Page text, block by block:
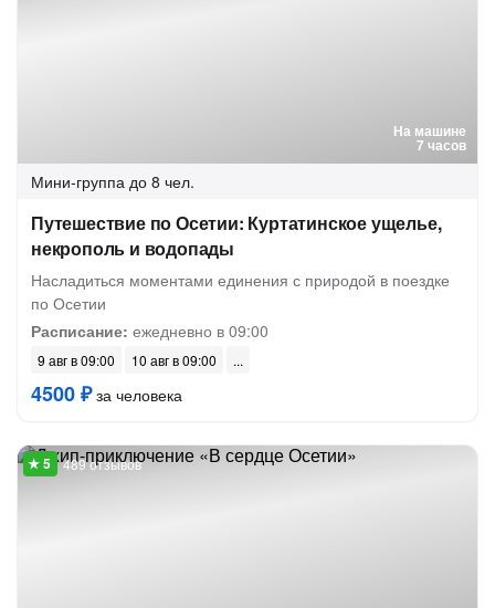
На машине
7 часов
Мини-группа до 8 чел.
Путешествие по Осетии: Куртатинское ущелье,
некрополь и водопады
Насладиться моментами единения с природой в поездке
по Осетии
Расписание: ежедневно в 09:00
9 авг в 09:00 10 авг в 09:00
4500 ₽за человека
489 отзывов